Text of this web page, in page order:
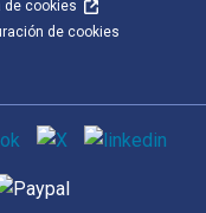
de cookies
de cookies